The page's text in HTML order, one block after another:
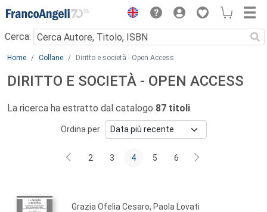
Menu
Cerca:
Main content
Home Collane Diritto e società - Open Access
DIRITTO E SOCIETÀ - OPEN ACCESS
La ricerca ha estratto dal catalogo 87 titoli
Ordina per
2 3 4 5 6
Grazia Ofelia Cesaro, Paola Lovati